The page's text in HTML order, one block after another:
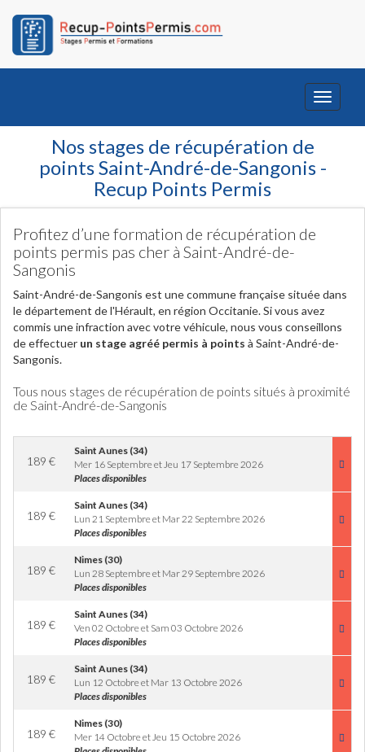
Toggle
Nos stages de récupération de
points Saint-André-de-Sangonis -
Recup Points Permis
Profitez d’une formation de récupération de
points permis pas cher à Saint-André-de-
Sangonis
Saint-André-de-Sangonis est une commune française située dans
le département de l'Hérault, en région Occitanie. Si vous avez
commis une infraction avec votre véhicule, nous vous conseillons
de effectuer un stage agréé permis à points à Saint-André-de-
Sangonis.
Tous nous stages de récupération de points situés à proximité
de Saint-André-de-Sangonis
189 €
Saint Aunes (34)
Mer 16 Septembre et Jeu 17 Septembre 2026
Places disponibles
189 €
Saint Aunes (34)
Lun 21 Septembre et Mar 22 Septembre 2026
Places disponibles
189 €
Nimes (30)
Lun 28 Septembre et Mar 29 Septembre 2026
Places disponibles
189 €
Saint Aunes (34)
Ven 02 Octobre et Sam 03 Octobre 2026
Places disponibles
189 €
Saint Aunes (34)
Lun 12 Octobre et Mar 13 Octobre 2026
Places disponibles
189 €
Nimes (30)
Mer 14 Octobre et Jeu 15 Octobre 2026